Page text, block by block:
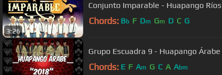
3:26
Conjunto Imparable - Huapango
Chords: Bb F Dm Gm D C G
Grupo Escuadra 9 - Huapango Árabe
Chords: E F Am G C A Abm